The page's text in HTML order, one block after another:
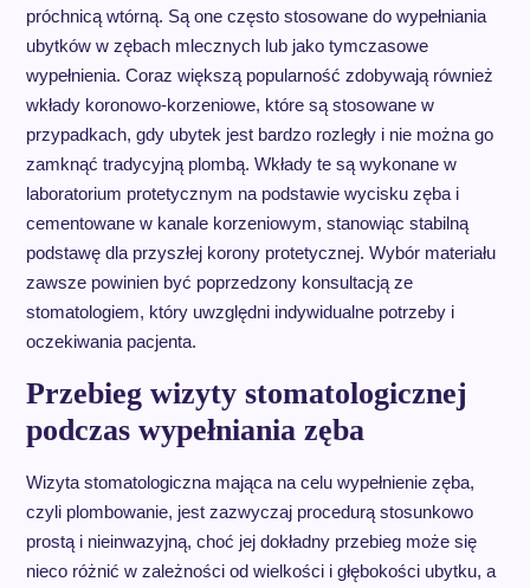
próchnicą wtórną. Są one często stosowane do wypełniania
ubytków w zębach mlecznych lub jako tymczasowe
wypełnienia. Coraz większą popularność zdobywają również
wkłady koronowo-korzeniowe, które są stosowane w
przypadkach, gdy ubytek jest bardzo rozległy i nie można go
zamknąć tradycyjną plombą. Wkłady te są wykonane w
laboratorium protetycznym na podstawie wycisku zęba i
cementowane w kanale korzeniowym, stanowiąc stabilną
podstawę dla przyszłej korony protetycznej. Wybór materiału
zawsze powinien być poprzedzony konsultacją ze
stomatologiem, który uwzględni indywidualne potrzeby i
oczekiwania pacjenta.
Przebieg wizyty stomatologicznej
podczas wypełniania zęba
Wizyta stomatologiczna mająca na celu wypełnienie zęba,
czyli plombowanie, jest zazwyczaj procedurą stosunkowo
prostą i nieinwazyjną, choć jej dokładny przebieg może się
nieco różnić w zależności od wielkości i głębokości ubytku, a